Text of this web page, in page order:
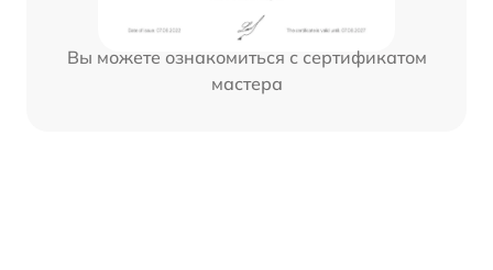
Вы можете ознакомиться с сертификатом
мастера